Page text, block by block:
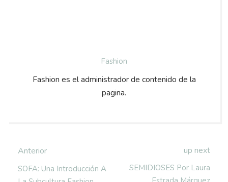
Fashion
Fashion es el administrador de contenido de la
pagina.
Anterior
SOFA: Una Introducción A
up next
SEMIDIOSES Por Laura